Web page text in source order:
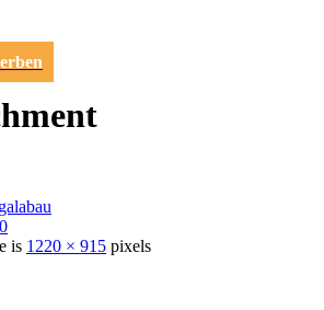
is 1220 × 915 pixels